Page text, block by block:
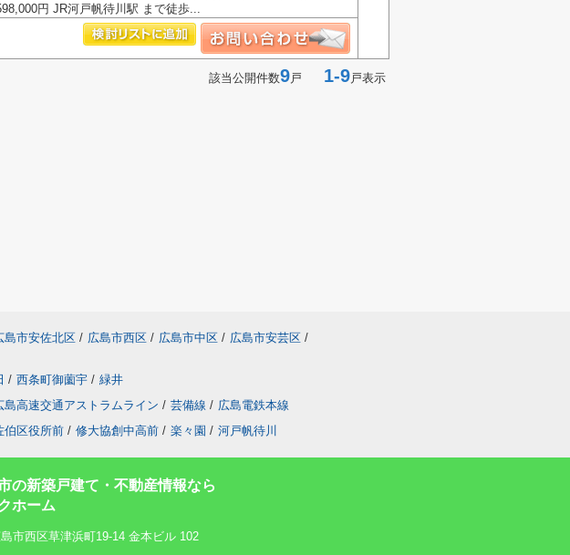
円 JR河戸帆待川駅 まで徒歩...
該当公開件数9戸 1-9戸表示
島市安佐北区 / 広島市西区 / 広島市中区 / 広島市安芸区 /
/ 西条町御薗宇 / 緑井
島高速交通アストラムライン / 芸備線 / 広島電鉄本線
伯区役所前 / 修大協創中高前 / 楽々園 / 河戸帆待川
の新築戸建て・不動産情報なら
ホーム
市西区草津浜町19-14 金本ビル 102